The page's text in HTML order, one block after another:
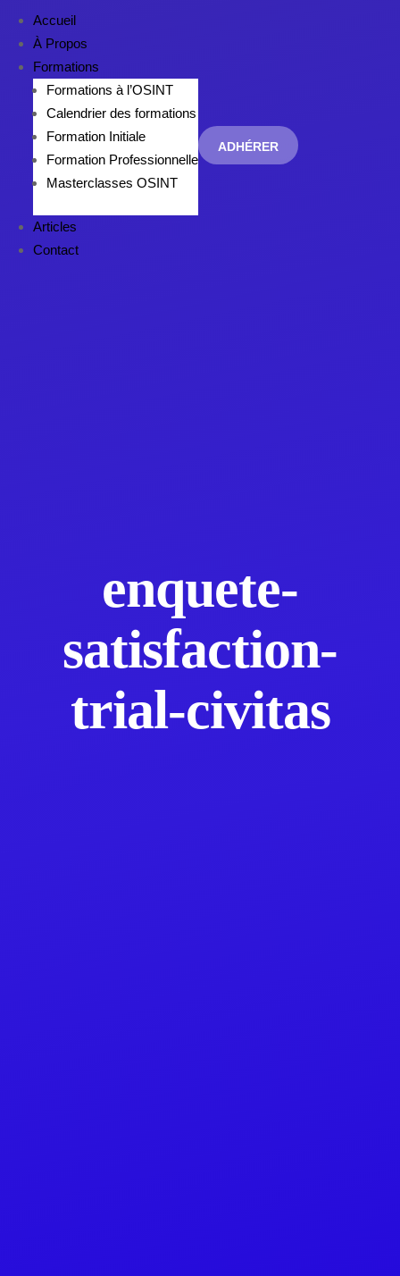
Accueil
À Propos
Formations
Formations à l’OSINT
Calendrier des formations
Formation Initiale
Formation Professionnelle
Masterclasses OSINT
Articles
Contact
ADHÉRER
enquete-
satisfaction-
trial-civitas